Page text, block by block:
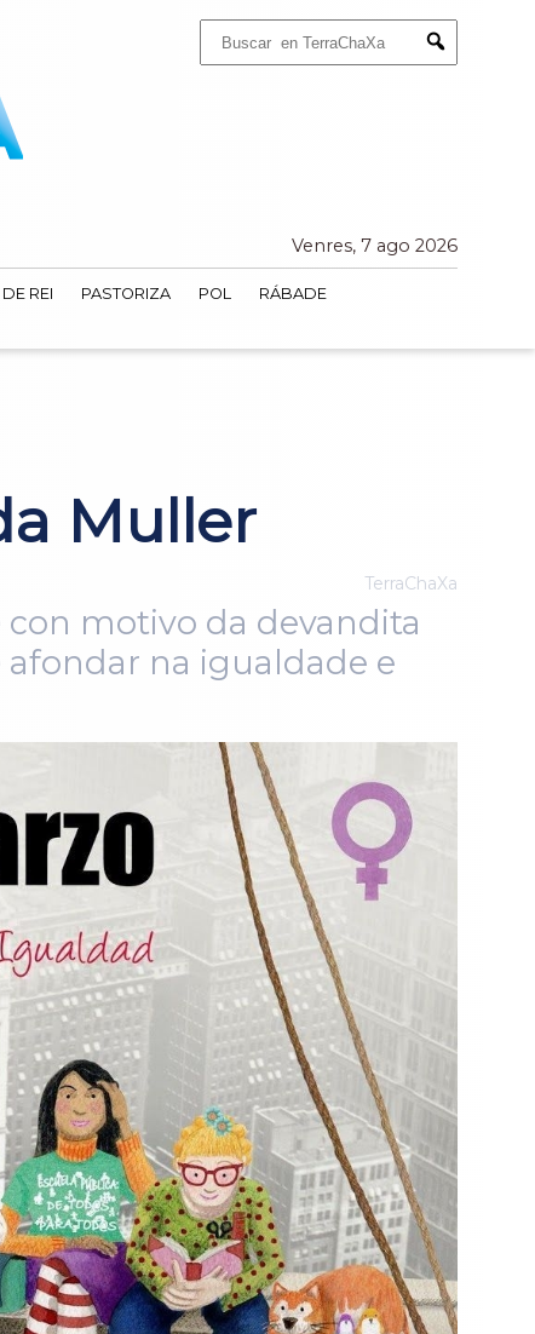
Submit
Venres, 7 ago 2026
REI PASTORIZA POL
RÁBADE
Muller
TerraChaXa
con motivo da devandita
na igualdade e